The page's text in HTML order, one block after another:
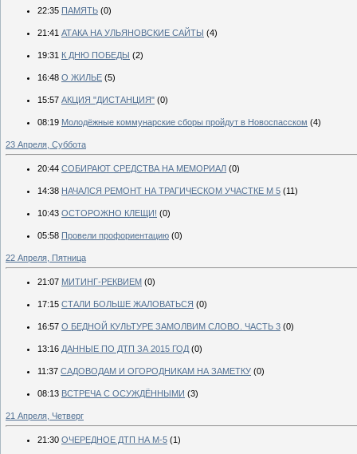
22:35 ПАМЯТЬ (0)
21:41 АТАКА НА УЛЬЯНОВСКИЕ САЙТЫ (4)
19:31 К ДНЮ ПОБЕДЫ (2)
16:48 О ЖИЛЬЕ (5)
15:57 АКЦИЯ "ДИСТАНЦИЯ" (0)
08:19 Молодёжные коммунарские сборы пройдут в Новоспасском (4)
23 Апреля, Суббота
20:44 СОБИРАЮТ СРЕДСТВА НА МЕМОРИАЛ (0)
14:38 НАЧАЛСЯ РЕМОНТ НА ТРАГИЧЕСКОМ УЧАСТКЕ М 5 (11)
10:43 ОСТОРОЖНО КЛЕЩИ! (0)
05:58 Провели профориентацию (0)
22 Апреля, Пятница
21:07 МИТИНГ-РЕКВИЕМ (0)
17:15 СТАЛИ БОЛЬШЕ ЖАЛОВАТЬСЯ (0)
16:57 О БЕДНОЙ КУЛЬТУРЕ ЗАМОЛВИМ СЛОВО. ЧАСТЬ 3 (0)
13:16 ДАННЫЕ ПО ДТП ЗА 2015 ГОД (0)
11:37 САДОВОДАМ И ОГОРОДНИКАМ НА ЗАМЕТКУ (0)
08:13 ВСТРЕЧА С ОСУЖДЁННЫМИ (3)
21 Апреля, Четверг
21:30 ОЧЕРЕДНОЕ ДТП НА М-5 (1)